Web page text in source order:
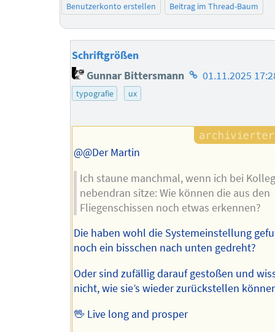
Benutzerkonto erstellen
Beitrag im Thread-Baum
Schriftgrößen
Gunnar Bittersmann Homepage
01.11.2025
typografie ux
@@Der Martin
Ich staune manchmal, wenn ich bei
nebendran sitze: Wie können die aus den
Fliegenschissen noch etwas erkennen?
Die haben wohl die Systemeinstellung
noch ein bisschen nach unten gedreht?
Oder sind zufällig darauf gestoßen und
nicht, wie sie’s wieder zurückstellen
🖖 Live long and prosper